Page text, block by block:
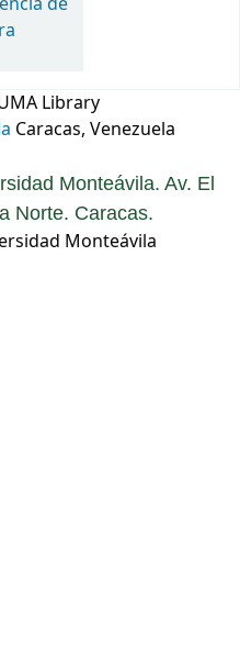
Library
Caracas, Venezuela
Monteávila. Av. El
Norte. Caracas.
Monteávila